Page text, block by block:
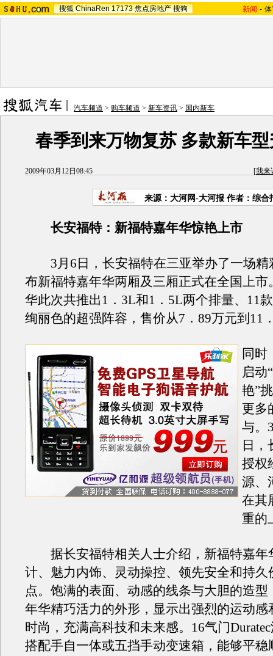
搜狐 ChinaRen 17173 焦点房地产 搜狗 新闻 -
汽车频道 > 购车频道 > 新车资讯 > 国内新车
春季到来万物复苏 多款新车
2009年03月12日08:45 [我来
来源：大河网-大河报 作者：综合
长安福特：新福特嘉年华惊艳上市
3月6日，长安福特在三亚举办了一场精
布新福特嘉年华两厢及三厢正式在全国上市
华此次共推出1．3L和1．5L两个排量、11
绚丽色的超强阵容，售价从7．89万元到11
同时
启动
艳”
更多
与。
日，
授权
源、
在其
重的
据长安福特相关人士介绍，新福特嘉年
计、魅力内饰、灵动操控、领先安全和持久
点。饱满的表面、动感的线条与大胆的造型
年华精巧活力的外形，显示出强烈的运动感
时尚，充满高科技和未来感。16气门
搭配手自一体或五挡手动变速箱，能够平稳